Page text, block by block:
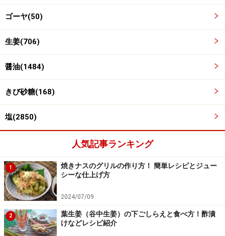
鍋に【1】のゴーヤ、生姜、醤油、きび砂糖を加え、弱
火にかけます。
生姜から水分が出てきて、全体が水っぽくなってきたら
中火にして煮詰めます。
ゴーヤ(50)
生姜(706)
醤油(1484)
きび砂糖(168)
塩(2850)
人気記事ランキング
1
焼きナスのグリルの作り方！ 簡単レシピとジュー
シーな仕上げ方
2024/07/09
2
葉生姜（谷中生姜）の下ごしらえと食べ方！酢漬
けなどレシピ紹介